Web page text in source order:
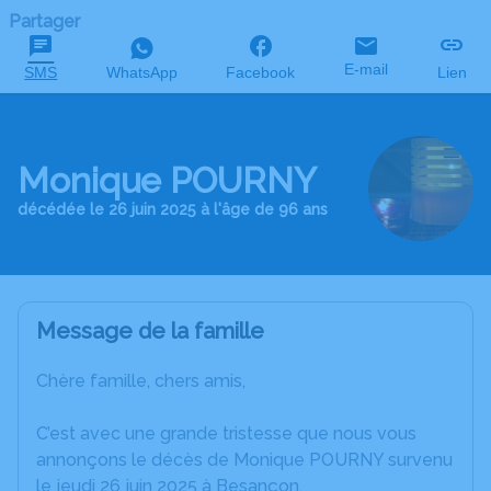
Partager
SMS WhatsApp Facebook E-mail Lien
Monique POURNY
décédée le 26 juin 2025 à l'âge de 96 ans
Message de la famille
Chère famille, chers amis,
C’est avec une grande tristesse que nous vous
annonçons le décès de Monique POURNY survenu
le jeudi 26 juin 2025 à Besançon.